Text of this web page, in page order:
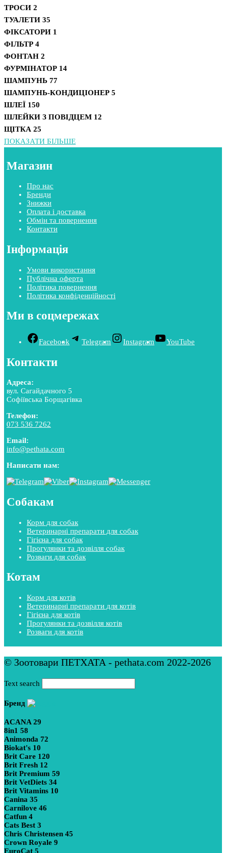
ТРОСИ 2
ТУАЛЕТИ 35
ФІКСАТОРИ 1
ФІЛЬТР 4
ФОНТАН 2
ФУРМІНАТОР 14
ШАМПУНЬ 77
ШАМПУНЬ-КОНДИЦІОНЕР 5
ШЛЕЇ 150
ШЛЕЙКИ З ПОВІДЦЕМ 12
ЩІТКА 25
ПОКАЗАТИ БІЛЬШЕ
Магазин
Про нас
Бренди
Знижки
Оплата і доставка
Обмін та повернення
Контакти
Інформація
Умови використання
Публічна оферта
Політика повернення
Політика конфіденційності
Ми в соцмережах
Facebook Telegram Instagram YouTube
Контакти
Адреса:
вул. Сагайдачного 5
Софіївська Борщагівка
Телефон:
073 536 7262
Email:
info@pethata.com
Написати нам:
Собакам
Корм для собак
Ветеринарні препарати для собак
Гігієна для собак
Прогулянки та дозвілля собак
Розваги для собак
Котам
Корм для котів
Ветеринарні препарати для котів
Гігієна для котів
Прогулянки та дозвілля котів
Розваги для котів
© Зоотовари ПЕТХАТА - pethata.com 2022-2026
Text search
Бренд
ACANA 29
8in1 58
Animonda 72
Biokat's 10
Brit Care 120
Brit Fresh 12
Brit Premium 59
Brit VetDiets 34
Brit Vitamins 10
Canina 35
Carnilove 46
Catfun 4
Cats Best 3
Chris Christensen 45
Crown Royale 9
EuroCat 5